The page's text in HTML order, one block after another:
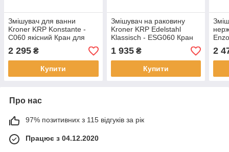
Змішувач для ванни
Kroner KRP Konstante -
C060 якісний Кран для
ванної кімнати з душем
2 295 ₴
Купити
Змішувач на раковину
Kroner KRP Edelstahl
Klassisch - ESG060 Кран
для ванни і раковини з
лійкою для душу
1 935₴
Купити
з
2
Про нас
97% позитивних з 115 відгуків за рік
Працює з 04.12.2020